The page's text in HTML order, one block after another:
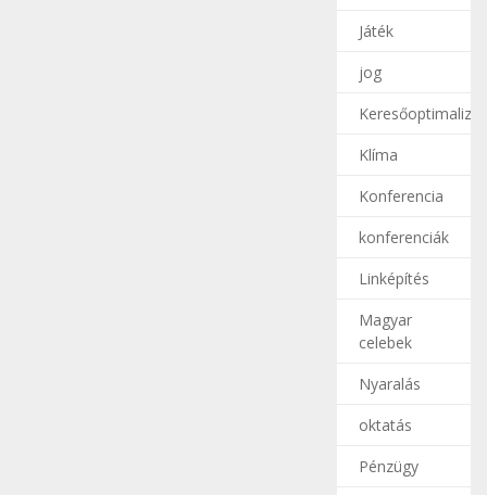
Játék
jog
Klíma
Konferencia
konferenciák
Linképítés
Magyar
celebek
Nyaralás
oktatás
Pénzügy